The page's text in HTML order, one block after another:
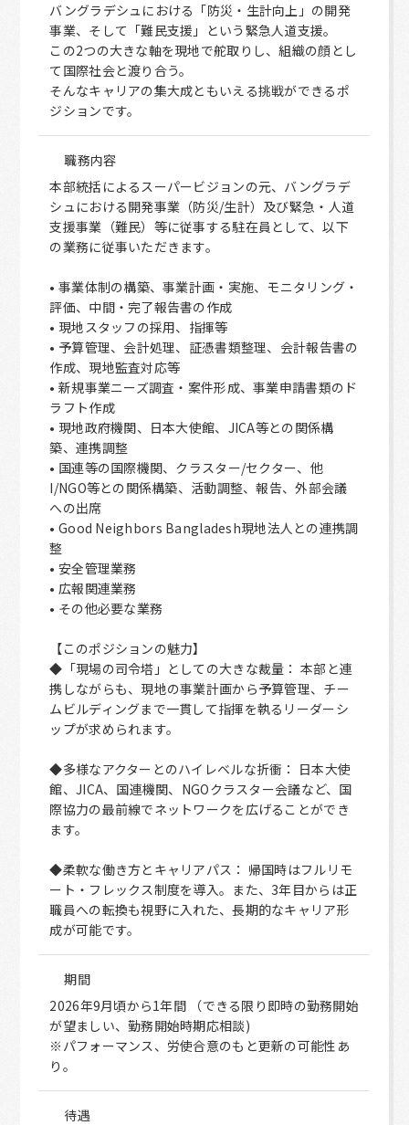
バングラデシュにおける「防災・生計向上」の開発
事業、そして「難民支援」という緊急人道支援。
この2つの大きな軸を現地で舵取りし、組織の顔とし
て国際社会と渡り合う。
そんなキャリアの集大成ともいえる挑戦ができるポ
ジションです。
職務内容
本部統括によるスーパービジョンの元、バングラデ
シュにおける開発事業（防災/生計）及び緊急・人道
支援事業（難民）等に従事する駐在員として、以下
の業務に従事いただきます。
• 事業体制の構築、事業計画・実施、モニタリング・
評価、中間・完了報告書の作成
• 現地スタッフの採用、指揮等
• 予算管理、会計処理、証憑書類整理、会計報告書の
作成、現地監査対応等
• 新規事業ニーズ調査・案件形成、事業申請書類のド
ラフト作成
• 現地政府機関、日本大使館、JICA等との関係構
築、連携調整
• 国連等の国際機関、クラスター/セクター、他
I/NGO等との関係構築、活動調整、報告、外部会議
への出席
• Good Neighbors Bangladesh現地法人との連携調
整
• 安全管理業務
• 広報関連業務
• その他必要な業務
【このポジションの魅力】
◆「現場の司令塔」としての大きな裁量： 本部と連
携しながらも、現地の事業計画から予算管理、チー
ムビルディングまで一貫して指揮を執るリーダーシ
ップが求められます。
◆多様なアクターとのハイレベルな折衝： 日本大使
館、JICA、国連機関、NGOクラスター会議など、国
際協力の最前線でネットワークを広げることができ
ます。
◆柔軟な働き方とキャリアパス： 帰国時はフルリモ
ート・フレックス制度を導入。また、3年目からは正
職員への転換も視野に入れた、長期的なキャリア形
成が可能です。
期間
2026年9月頃から1年間 （できる限り即時の勤務開始
が望ましい、勤務開始時期応相談)
※パフォーマンス、労使合意のもと更新の可能性あ
り。
待遇